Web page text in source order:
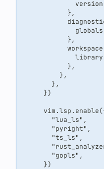
            },
            },
            },
          },
        },
      })
        "lua_ls",
        "pyright",
        "ts_ls",
        "gopls",
      })